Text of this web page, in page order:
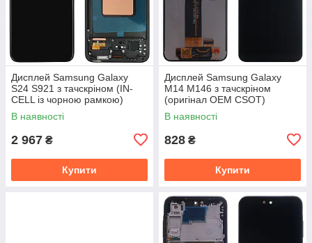
Дисплей Samsung Galaxy
S24 S921 з тачскріном (IN-
CELL із чорною рамкою)
В наявності
2 967 ₴
Купити
Дисплей Samsung Galaxy
M14 M146 з тачскріном
(оригінал OEM CSOT)
В наявності
828 ₴
Купити